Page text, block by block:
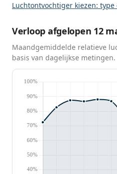
Luchtontvochtiger kiezen:
Verloop afgelopen 12
Maandgemiddelde relatieve
basis van dagelijkse metingen.